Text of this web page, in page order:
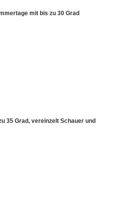
mit bis zu 30 Grad
35 Grad, vereinzelt Schauer und